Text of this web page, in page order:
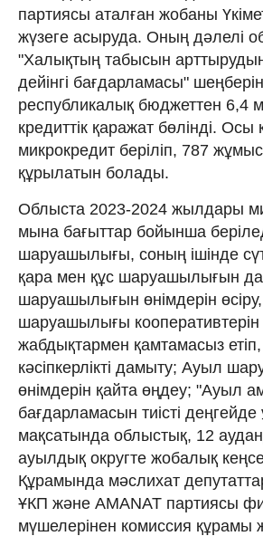
партиясы аталған жобаны
жүзеге асыруда. Оның дәлелі
"Халықтың табысын
дейінгі бағдарламасы"
республикалық бюджеттен 6,4
кредиттік қаражат бөлінді.
микрокредит беріліп, 787
құрылатын болады.
Облыста 2023-2024 жылдары
мына бағыттар бойынша
шаруашылығы, соның ішінде
қара мен құс шаруашылығын
шаруашылығын өнімдерін
шаруашылығы кооперативтерін
жабдықтармен қамтамасыз
кәсіпкерлікті дамыту; Ауыл
өнімдерін қайта өңдеу; "Ауыл
бағдарламасын тиісті
мақсатында облыстық, 12
ауылдық округте жобалық
Құрамында мәслихат
ҰКП және AMANAT партиясы
мүшелерінен комиссия құрамы